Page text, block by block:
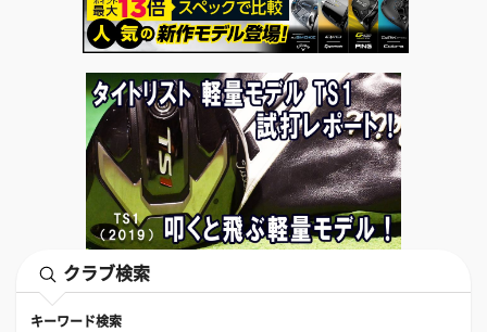
クラブ検索
キーワード検索